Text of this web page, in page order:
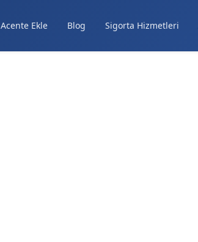
Acente Ekle Blog Sigorta Hizmetleri